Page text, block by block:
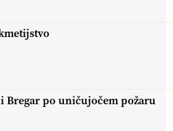
Bregar po uničujočem požaru